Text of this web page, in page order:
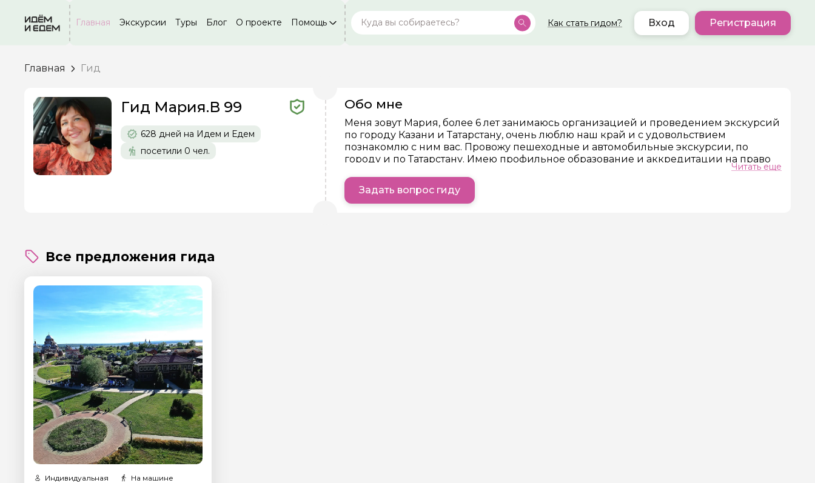
Главная Экскурсии Туры Блог О проекте Помощь
Нижний Новгород
Калининград
Россия
28 экскурсий
Россия
Как стать гидом? Вход Регистрация
Главная Гид
Гид Мария.В 99
628 дней на Идем и Едем
посетили 0 чел.
Обо мне
Меня зовут Мария, более 6 лет занимаюсь организацией и проведением экскурсий
по городу Казани и Татарстану, очень люблю наш край и с удовольствием
познакомлю с ним вас. Провожу пешеходные и автомобильные экскурсии, по
городу и по Татарстану. Имею профильное образование и аккредитации на право
Читать еще
Задать вопрос гиду
Все предложения гида
Индивидуальная На машине
Задайте свой вопрос гиду
Как вас зовут Ваша электронная почта Ваш номер телефона
Если у вас есть интересующие вопросы, можете их задать
Я даю своё согласие на обработку
персональных данных
Отправить